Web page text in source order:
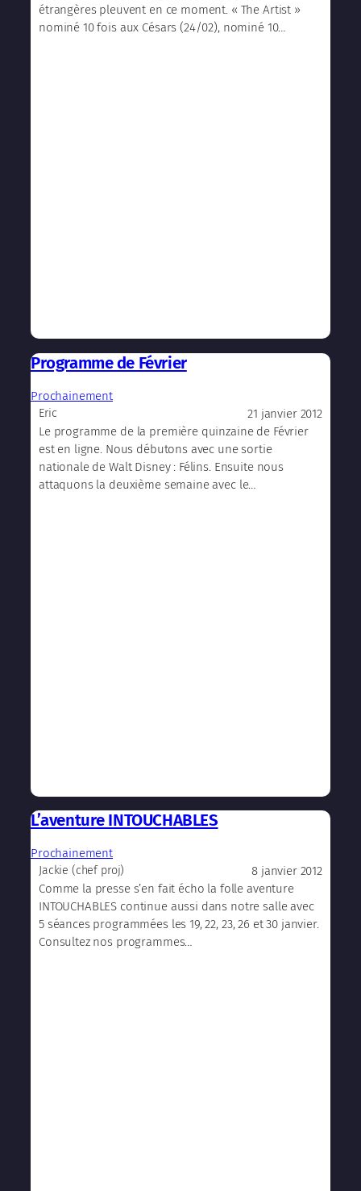
étrangères pleuvent en ce moment. « The Artist »
nominé 10 fois aux Césars (24/02), nominé 10…
Programme de Février
Prochainement
Eric
21 janvier 2012
Le programme de la première quinzaine de Février
est en ligne. Nous débutons avec une sortie
nationale de Walt Disney : Félins. Ensuite nous
attaquons la deuxième semaine avec le…
L’aventure INTOUCHABLES
Prochainement
Jackie (chef proj)
8 janvier 2012
Comme la presse s’en fait écho la folle aventure
INTOUCHABLES continue aussi dans notre salle avec
5 séances programmées les 19, 22, 23, 26 et 30 janvier.
Consultez nos programmes…